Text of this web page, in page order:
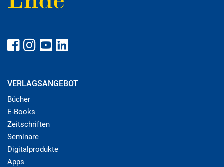
VERLAGSANGEBOT
Bücher
E-Books
Zeitschriften
Seminare
Digitalprodukte
Apps